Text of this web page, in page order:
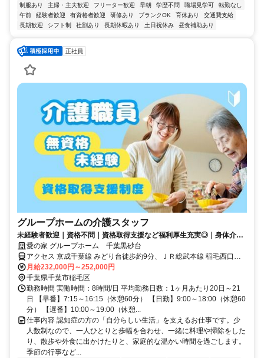
制服あり 主婦・主夫歓迎 フリーター歓迎 早朝 学歴不問 職場見学可
転勤なし
午前
経験者歓迎 有資格者歓迎 研修あり ブランクOK 育休あり
交通費支給
長期歓迎
シフト制 社割あり 長期休暇あり 土日祝休み 昼食補助あり
正社員
グループホームの介護スタッフ
未経験者歓迎｜資格不問｜資格取得支援など福利厚生充実◎｜身体介助
少なめ（対話が中心）
愛の家 グループホーム 千葉黒砂台
アクセス 京成千葉線 みどり台徒歩約9分、ＪＲ総武本線 稲毛西口徒
歩約14分、京成千葉線 京成稲毛徒歩約15分 京成電鉄千葉線「みどり
台駅」より徒歩9分
月給232,000円～252,000円
千葉県千葉市稲毛区
勤務時間 実働時間：8時間/日 平均勤務日数：1ヶ月あたり20日～21
日 【早番】7:15～16:15（休憩60分） 【日勤】9:00～18:00（休憩60
分） 【遅番】10:00～19:00（休憩...
仕事内容 認知症の方の「自分らしい生活」を支えるお仕事です。少
人数制なので、一人ひとりと歩幅を合わせ、一緒に料理や掃除をした
り、散歩や外食に出かけたりと、家庭的な温かい時間を過ごします。
季節の行事など...